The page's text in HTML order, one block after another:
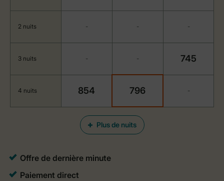
Plus de nuits
2 nuits - - -
3 nuits - - 745
4 nuits 854 796 -